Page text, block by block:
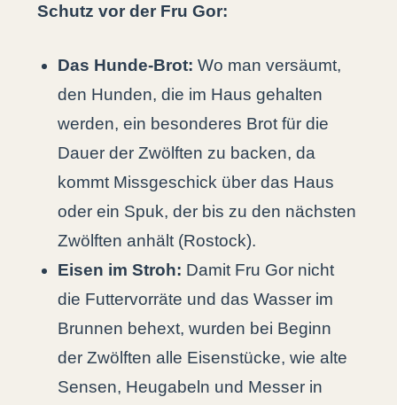
Schutz vor der Fru Gor:
Das Hunde-Brot: Wo man versäumt,
den Hunden, die im Haus gehalten
werden, ein besonderes Brot für die
Dauer der Zwölften zu backen, da
kommt Missgeschick über das Haus
oder ein Spuk, der bis zu den nächsten
Zwölften anhält (Rostock).
Eisen im Stroh: Damit Fru Gor nicht
die Futtervorräte und das Wasser im
Brunnen behext, wurden bei Beginn
der Zwölften alle Eisenstücke, wie alte
Sensen, Heugabeln und Messer in